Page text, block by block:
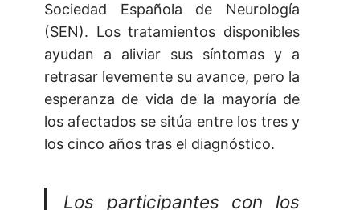
Sociedad Española de Neurología
(SEN). Los tratamientos disponibles
ayudan a aliviar sus síntomas y a
retrasar levemente su avance, pero la
esperanza de vida de la mayoría de
los afectados se sitúa entre los tres y
los cinco años tras el diagnóstico.
Los participantes con los